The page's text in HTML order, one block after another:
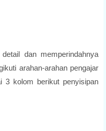
dan memperindahnya
arahan-arahan pengajar
3 kolom berikut penyisipan